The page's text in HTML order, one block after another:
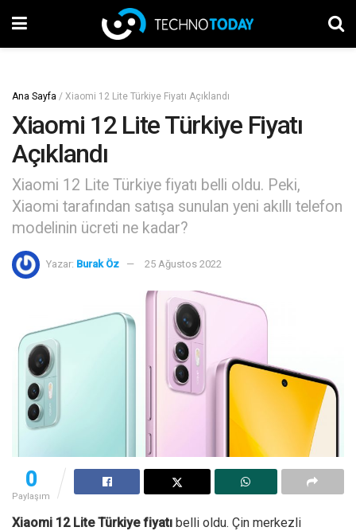
Ana Sayfa / Xiaomi 12 Lite Türkiye Fiyatı Açıklandı
Xiaomi 12 Lite Türkiye Fiyatı
Açıklandı
Xiaomi 12 Lite Türkiye fiyatı belli oldu. Peki,
Xiaomi tarafından satışa sunulan yeni akıllı telefon
modelinin ücreti ne kadar?
Yazar: Burak Öz 25 Ağustos 2022
0
Paylaşım
Xiaomi 12 Lite Türkiye fiyatı belli oldu. Çin merkezli